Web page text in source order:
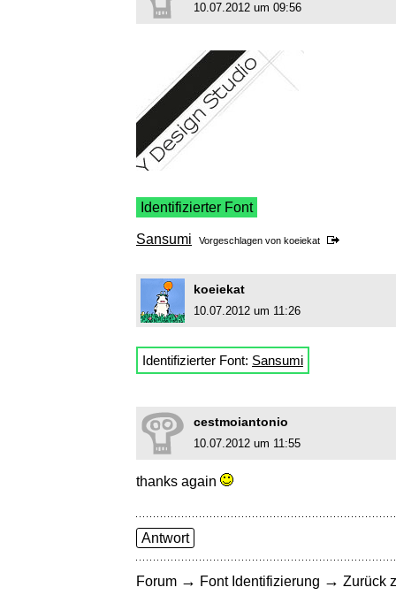
10.07.2012 um 09:56
Identifizierter Font
Sansumi Vorgeschlagen von koeiekat
koeiekat
10.07.2012 um 11:26
Identifizierter Font: Sansumi
cestmoiantonio
10.07.2012 um 11:55
thanks again
Antwort
Forum → Font Identifizierung → Zurück